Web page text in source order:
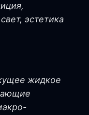
эстетика
жидкое